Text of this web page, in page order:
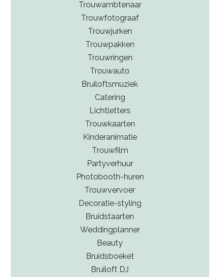
gemeenschappelijke goederen.
vastgelegd. Maar een trouwboekje is wel een mooi
en officieel hebbedingetje.
Trouwambtenaar
Trouwfotograaf
Trouwjurken
Trouwpakken
Trouwringen
Trouwauto
Bruiloftsmuziek
Catering
Lichtletters
Trouwkaarten
Kinderanimatie
Trouwfilm
Partyverhuur
Photobooth-huren
Trouwvervoer
Decoratie-styling
Bruidstaarten
Weddingplanner
Beauty
Bruidsboeket
Bruiloft DJ